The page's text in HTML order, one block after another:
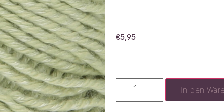
€5,95
In den